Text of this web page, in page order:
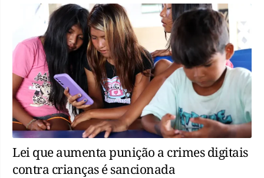
Lei que aumenta punição a crimes digitais
contra crianças é sancionada